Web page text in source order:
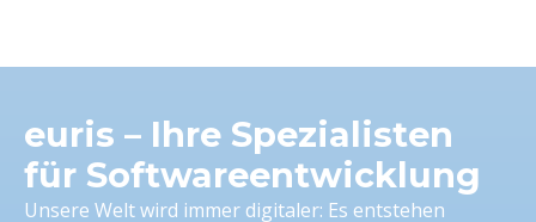
euris – Ihre Spezialisten
für Softwareentwicklung
Unsere Welt wird immer digitaler: Es entstehen